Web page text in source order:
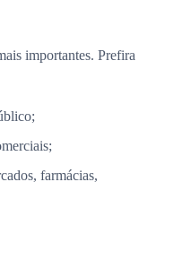
importantes. Prefira
farmácias,